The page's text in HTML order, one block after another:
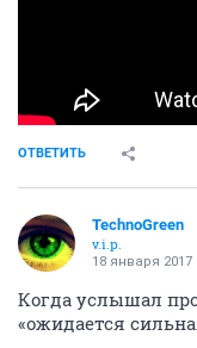
ОТВЕТИТЬ
TechnoGreen
v.i.p.
18 января 2017
Когда услышал
«ожидается